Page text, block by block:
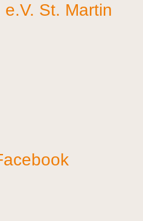
St. Martin